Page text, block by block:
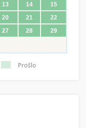
13 14
15
20 21
22
27 28
29
Prošlo